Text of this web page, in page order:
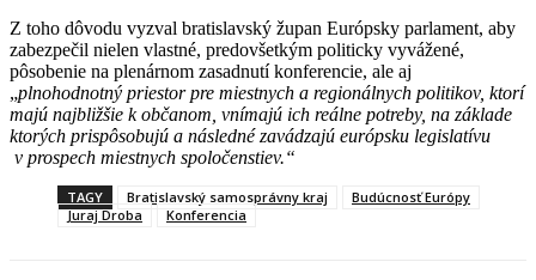
Z toho dôvodu vyzval bratislavský župan Európsky parlament, aby
zabezpečil nielen vlastné, predovšetkým politicky vyvážené,
pôsobenie na plenárnom zasadnutí konferencie, ale aj
„plnohodnotný priestor pre miestnych a regionálnych politikov, ktorí
majú najbližšie k občanom, vnímajú ich reálne potreby, na základe
ktorých prispôsobujú a následné zavádzajú európsku legislatívu
v prospech miestnych spoločenstiev.“
TAGY Bratislavský samosprávny kraj
Budúcnosť Európy
Juraj Droba
Konferencia